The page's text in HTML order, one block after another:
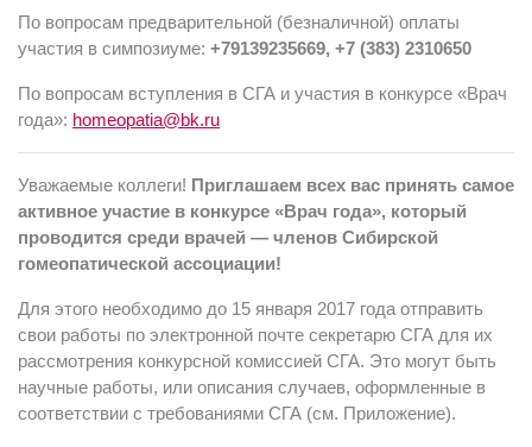
По вопросам предварительной (безналичной) оплаты
участия в симпозиуме: +79139235669, +7 (383) 2310650
По вопросам вступления в СГА и участия в конкурсе «Врач
года»: homeopatia@bk.ru
Уважаемые коллеги! Приглашаем всех вас принять самое
активное участие в конкурсе «Врач года», который
проводится среди врачей — членов Сибирской
гомеопатической ассоциации!
Для этого необходимо до 15 января 2017 года отправить
свои работы по электронной почте секретарю СГА для их
рассмотрения конкурсной комиссией СГА. Это могут быть
научные работы, или описания случаев, оформленные в
соответствии с требованиями СГА (см. Приложение).